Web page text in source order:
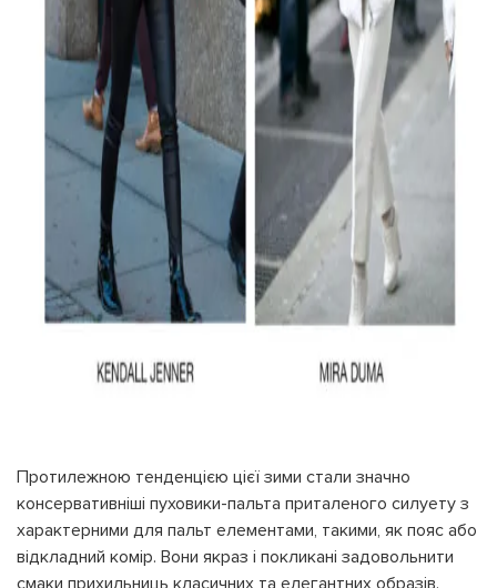
Протилежною тенденцією цієї зими стали значно
консервативніші пуховики-пальта приталеного силуету з
характерними для пальт елементами, такими, як пояс або
відкладний комір. Вони якраз і покликані задовольнити
смаки прихильниць класичних та елегантних образів.